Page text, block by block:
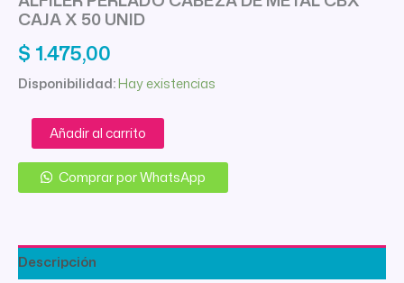
CAJA X 50 UNID
$ 1.475,00
Disponibilidad:Hay existencias
ALFILER
PERLADO
CABEZA
METAL
X
50
Añadir al carrito
Comprar por WhatsApp
Descripción